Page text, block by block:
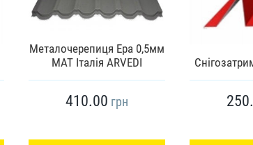
Металочерепиця Ера 0,5мм
МАТ Італія ARVEDI
410.00 грн